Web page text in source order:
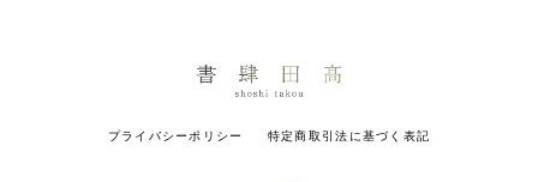
プライバシーポリシー 特定商取引法に基づく表記